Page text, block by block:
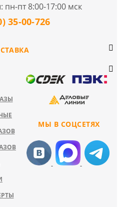
пт 8:00-17:00 мск
35-00-726
МЫ В СОЦСЕТЯХ